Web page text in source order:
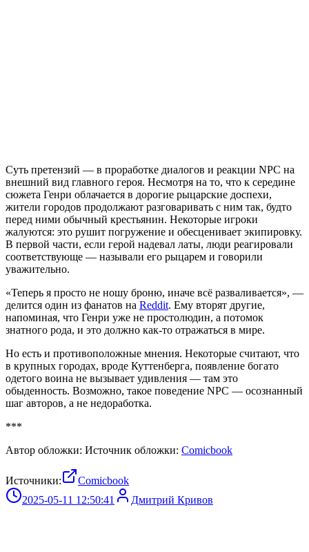
Суть претензий — в проработке диалогов и реакции NPC на
внешний вид главного героя. Несмотря на то, что к середине
сюжета Генри облачается в дорогие рыцарские доспехи,
жители городов продолжают разговаривать с ним так, будто
перед ними обычный крестьянин. Некоторые игроки
жалуются: это рушит погружение и обесценивает экипировку.
В первой части, если герой надевал латы, люди реагировали
соответствующе — называли его рыцарем и говорили
уважительно.
«Теперь я просто не ношу броню, иначе всё разваливается», —
делится один из фанатов на Reddit. Ему вторят другие,
напоминая, что Генри уже не простолюдин, а потомок
знатного рода, и это должно как-то отражаться в мире.
Но есть и противоположные мнения. Некоторые считают, что
в крупных городах, вроде Куттенберга, появление богато
одетого воина не вызывает удивления — там это
обыденность. Возможно, такое поведение NPC — осознанный
шаг авторов, а не недоработка.
***
Автор обложки: Источник обложки: Comicbook
Источники:
Comicbook
2025-05-11 12:50:41
Дмитрий Кривов